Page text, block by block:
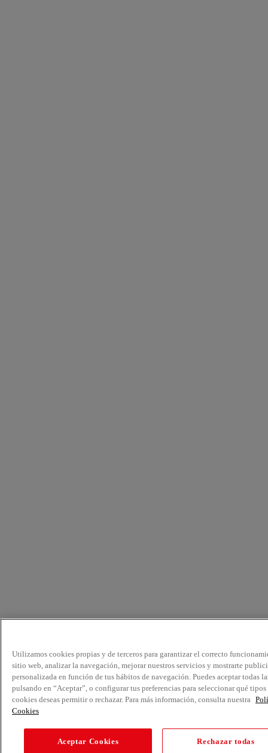
Utilizamos cookies propias y de terceros para garantizar el correcto
sitio web, analizar la navegación, mejorar nuestros servicios y mostrarte
personalizada en función de tus hábitos de navegación. Puedes aceptar todas
pulsando en “Aceptar”, o configurar tus preferencias para seleccionar qué tipos
cookies deseas permitir o rechazar. Para más información, consulta nuestra
Cookies
Aceptar Cookies Rechazar todas